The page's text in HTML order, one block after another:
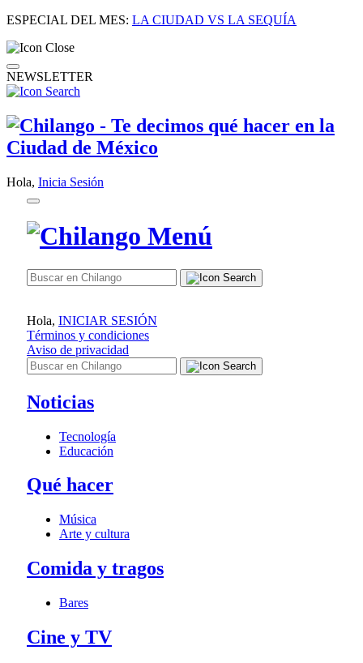
ESPECIAL DEL MES: LA CIUDAD VS LA SEQUÍA
NEWSLETTER
Hola, Inicia Sesión
Hola, INICIAR SESIÓN
Términos y condiciones
Aviso de privacidad
Noticias
Tecnología
Educación
Qué hacer
Música
Arte y cultura
Comida y tragos
Bares
Cine y TV